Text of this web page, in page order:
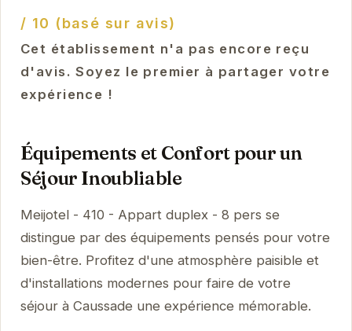
/ 10 (basé sur avis)
Cet établissement n'a pas encore reçu
d'avis. Soyez le premier à partager votre
expérience !
Équipements et Confort pour un
Séjour Inoubliable
Meijotel - 410 - Appart duplex - 8 pers se
distingue par des équipements pensés pour votre
bien-être. Profitez d'une atmosphère paisible et
d'installations modernes pour faire de votre
séjour à Caussade une expérience mémorable.